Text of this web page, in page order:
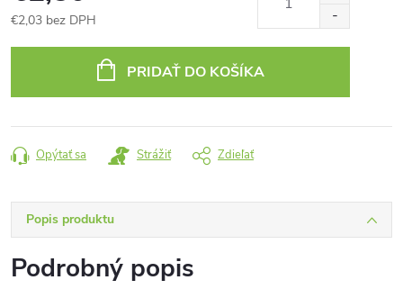
€2,03 bez DPH
PRIDAŤ DO KOŠÍKA
Opýtať sa Strážiť Zdieľať
Popis produktu
Podrobný popis